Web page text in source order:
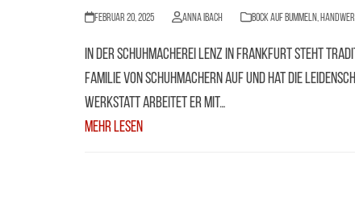
Februar 20, 2025 Anna Ibach BOCK AUF BUMMELN,
In der Schuhmacherei Lenz in Frankfurt steht
Familie von Schuhmachern auf und hat die
Werkstatt arbeitet er mit…
Mehr Lesen